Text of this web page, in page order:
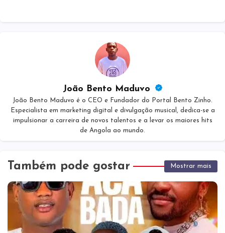
João Bento Maduvo
João Bento Maduvo é o CEO e Fundador do Portal Bento Zinho.
Especialista em marketing digital e divulgação musical, dedica-se a
impulsionar a carreira de novos talentos e a levar os maiores hits
de Angola ao mundo.
Também pode gostar Mostrar mais